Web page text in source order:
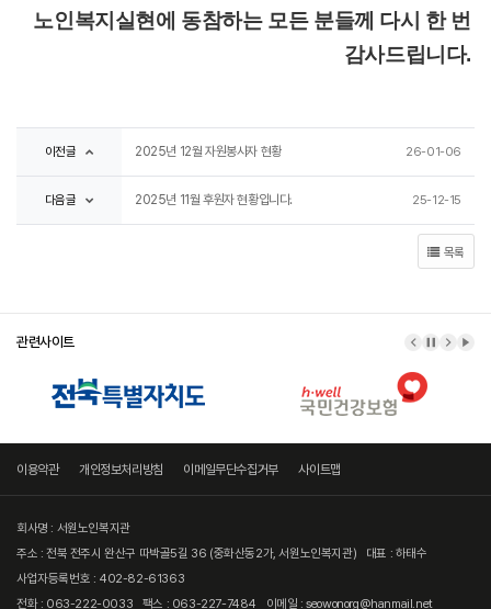
노인복지실현에 동참하는 모든 분들께 다시 한 번
감사드립니다.
이전글 2025년 12월 자원봉사자 현황 26-01-06
다음글 2025년 11월 후원자 현황입니다. 25-12-15
목록
관련사이트 이전 배너
배너 정지
다음
배
이용약관 개인정보처리방침 이메일무단수집거부 사이트맵
회사명 : 서원노인복지관
주소 : 전북 전주시 완산구 따박골5길 36 (중화산동2가, 서원노인복지관)
대표 : 하태수
사업자등록번호 : 402-82-61363
전화 : 063-222-0033
팩스 : 063-227-7484 이메일 : seowonorg@hanmail.net